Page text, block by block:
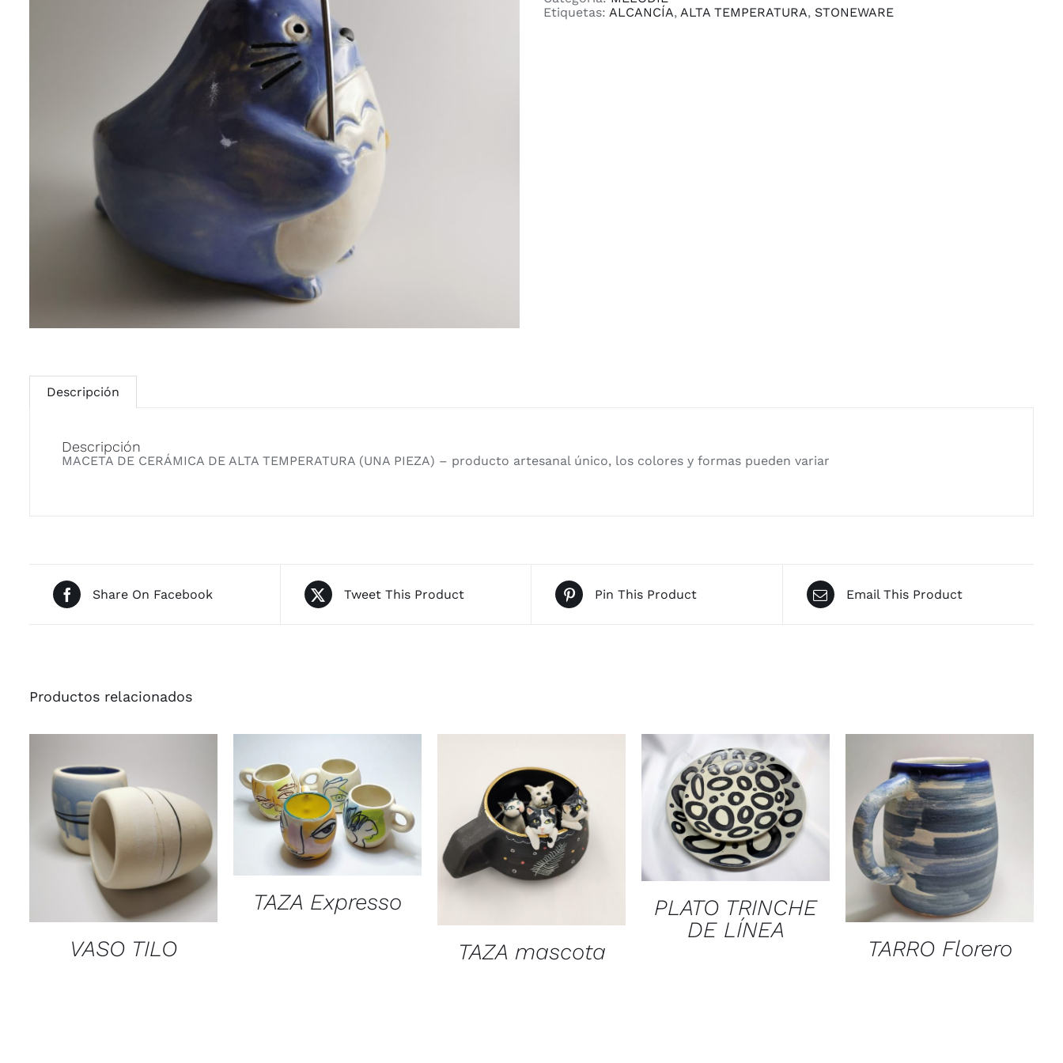
Etiquetas: ALCANCÍA, ALTA TEMPERATURA, STONEWARE
Descripción
Descripción
MACETA DE CERÁMICA DE ALTA TEMPERATURA (UNA PIEZA) – producto artesanal único, los colores y formas pueden variar
Share On Facebook Tweet This Product Pin This Product Email This Product
Productos relacionados
QUICK VIEW
VASO TILO
QUICK VIEW
TAZA Expresso
QUICK VIEW
TAZA mascota
QUICK VIEW
PLATO TRINCHE
DE LÍNEA
QUICK VIEW
TARRO Florero